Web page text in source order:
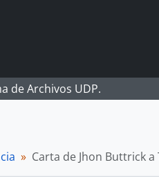
de Archivos UDP.
Carta de Jhon Buttrick a